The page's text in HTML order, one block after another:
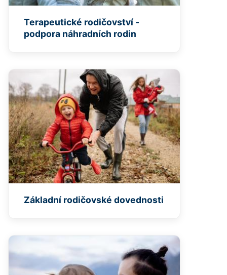
Terapeutické rodičovství -
podpora náhradních rodin
Základní rodičovské dovednosti